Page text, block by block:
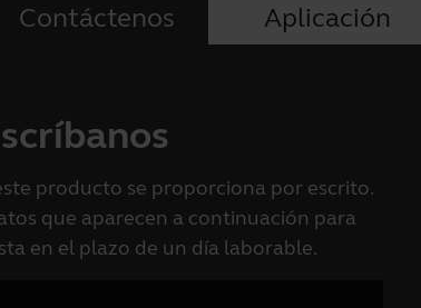
Contáctenos Aplicación
producto se proporciona por escrito.
que aparecen a continuación para
en el plazo de un día laborable.